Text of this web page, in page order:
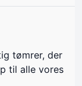
tømrer, der
til alle vores